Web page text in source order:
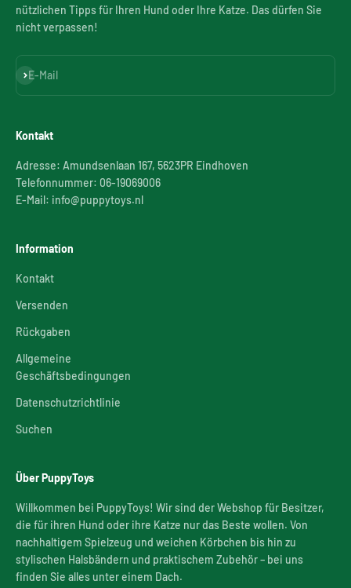
nützlichen Tipps für Ihren Hund oder Ihre Katze. Das dürfen Sie
nicht verpassen!
E-Mail
Abonnieren
Kontakt
Adresse: Amundsenlaan 167, 5623PR Eindhoven
Telefonnummer: 06-19069006
E-Mail: info@puppytoys.nl
Information
Kontakt
Versenden
Rückgaben
Allgemeine
Geschäftsbedingungen
Datenschutzrichtlinie
Suchen
Über PuppyToys
Willkommen bei PuppyToys! Wir sind der Webshop für Besitzer,
die für ihren Hund oder ihre Katze nur das Beste wollen. Von
nachhaltigem Spielzeug und weichen Körbchen bis hin zu
stylischen Halsbändern und praktischem Zubehör – bei uns
finden Sie alles unter einem Dach.